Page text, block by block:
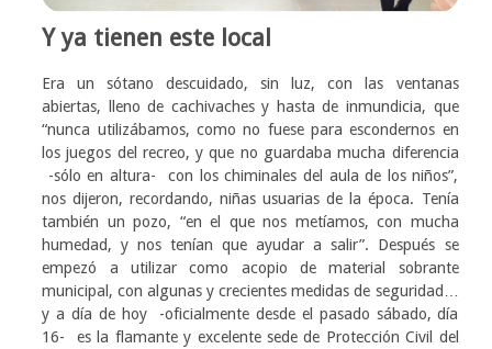
Y ya tienen este local
Era un sótano descuidado, sin luz, con las ventanas
abiertas, lleno de cachivaches y hasta de inmundicia, que
“nunca utilizábamos, como no fuese para escondernos en
los juegos del recreo, y que no guardaba mucha diferencia
-sólo en altura- con los chiminales del aula de los niños”,
nos dijeron, recordando, niñas usuarias de la época. Tenía
también un pozo, “en el que nos metíamos, con mucha
humedad, y nos tenían que ayudar a salir”. Después se
empezó a utilizar como acopio de material sobrante
municipal, con algunas y crecientes medidas de seguridad…
y a día de hoy -oficialmente desde el pasado sábado, día
16- es la flamante y excelente sede de Protección Civil del